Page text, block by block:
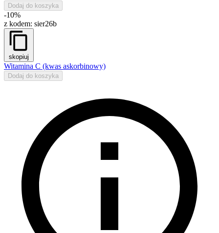
Dodaj do koszyka
-10%
z kodem: sier26b
skopiuj
Witamina C (kwas askorbinowy)
Dodaj do koszyka